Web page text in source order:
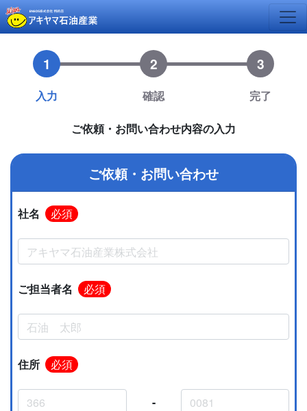
1
入力
2
確認
3
完了
ご依頼・お問い合わせ内容の入力
ご依頼・お問い合わせ
社名 必須
ご担当者名 必須
住所 必須
-